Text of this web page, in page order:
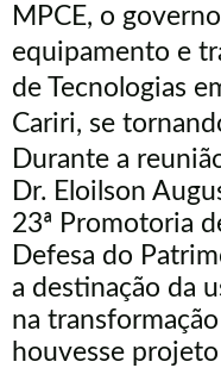
MPCE, o
equipamento e
de Tecnologias
Cariri, se
Durante a
Dr. Eloilson
23ª Promotoria
Defesa do
a destinação da
na
houvesse